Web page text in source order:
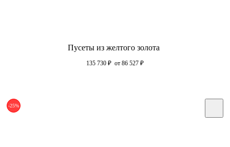
Пусеты из желтого золота
135 730 ₽ от 86 527 ₽
-25%